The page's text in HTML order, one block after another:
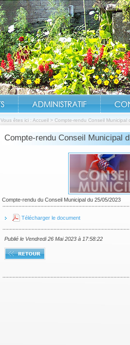
Vous êtes ici : Accueil > Compte-rendu Conseil Municipal
Compte-rendu Conseil Municipal
Compte-rendu du Conseil Municipal du 25/05/2023
Télécharger le document
Publié le Vendredi 26 Mai 2023 à 17:58:22